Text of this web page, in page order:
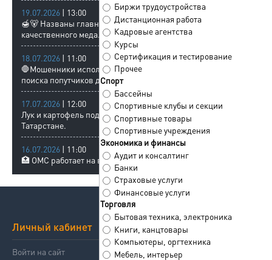
Биржи трудоустройства
Дистанционная работа
Кадровые агентства
Курсы
Сертификация и тестирование
Прочее
Спорт
Бассейны
Спортивные клубы и секции
Спортивные товары
Спортивные учреждения
Экономика и финансы
Аудит и консалтинг
Банки
Страховые услуги
Финансовые услуги
Торговля
Бытовая техника, электроника
Книги, канцтовары
Компьютеры, оргтехника
Мебель, интерьер
19.07.2026 | 13:00
🍯🐻 Названы главные признаки
качественного меда.
18.07.2026 | 11:00
🛑Мошенники используют сервисы
поиска попутчиков для кражи денег.
17.07.2026 | 12:00
Лук и картофель подорожали в
Татарстане.
16.07.2026 | 11:00
🏥 ОМС работает на всю страну.
Личный кабинет
Войти на сайт
Сервисы
Справочник компаний